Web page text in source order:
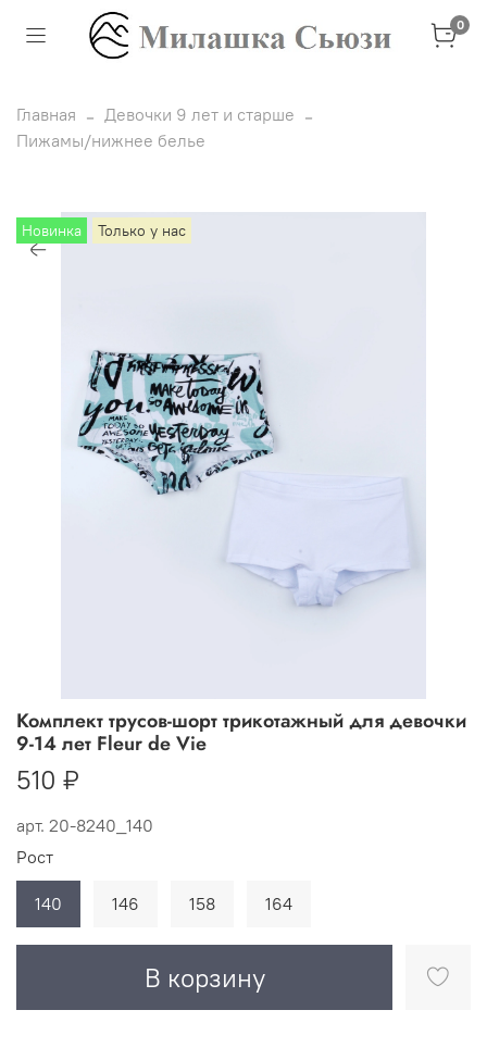
0
Главная
Девочки 9 лет и старше
Пижамы/нижнее белье
Новинка Только у нас
арт. 20-8240_140
Комплект трусов-шорт трикотажный для девочки
9-14 лет Fleur de Vie
510 ₽
В корзину
Рост
140 146 158 164